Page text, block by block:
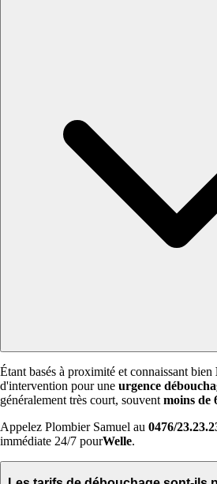
Étant basés à proximité et connaissant bien
d'intervention pour une urgence
généralement très court, souvent moins de
Appelez Plombier Samuel au 0476/
immédiate 24/7 pourWelle.